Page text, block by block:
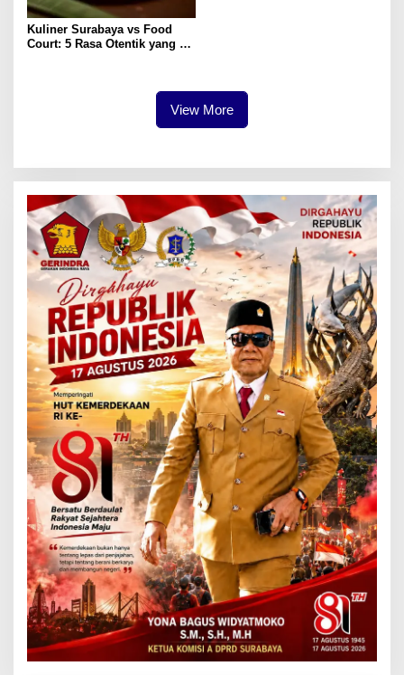
Kuliner Surabaya vs Food
Court: 5 Rasa Otentik yang
View More